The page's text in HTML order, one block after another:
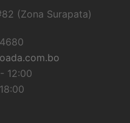
(Zona Surapata)
12:00